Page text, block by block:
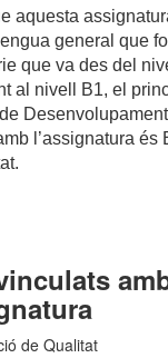
aquesta
general que
que va des del
al nivell B1, el
l’assignatura és
de Qualitat